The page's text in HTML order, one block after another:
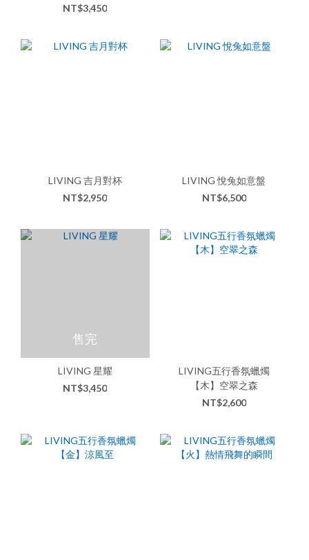
NT$3,450
LIVING 吉月對杯
NT$2,950
LIVING 悅兔如意盤
NT$6,500
售完
LIVING 星耀
NT$3,450
LIVING五行香氛蠟燭
【木】空翠之森
NT$2,600